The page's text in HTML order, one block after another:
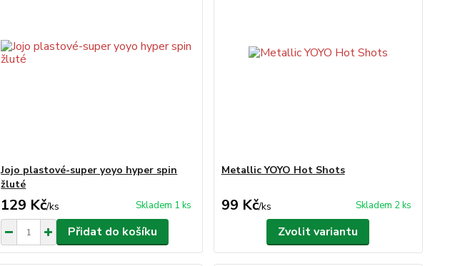
Jojo plastové-super yoyo hyper spin
žluté
129 Kč/ks Skladem 1 ks
Přidat do košíku
Metallic YOYO Hot Shots
99 Kč/ks Skladem 2 ks
Zvolit variantu